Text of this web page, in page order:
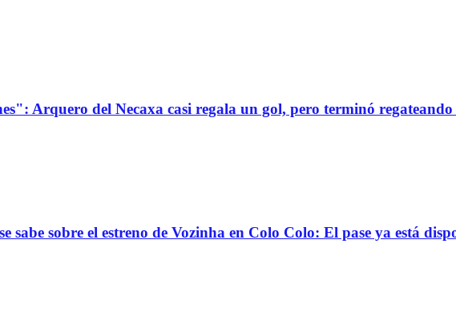
Arquero del Necaxa casi regala un gol, pero terminó
sobre el estreno de Vozinha en Colo Colo: El pase ya está